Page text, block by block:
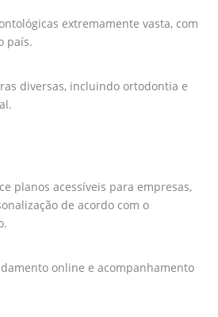
extremamente vasta, com
país.
diversas, incluindo ortodontia e
planos acessíveis para empresas,
de acordo com o
online e acompanhamento